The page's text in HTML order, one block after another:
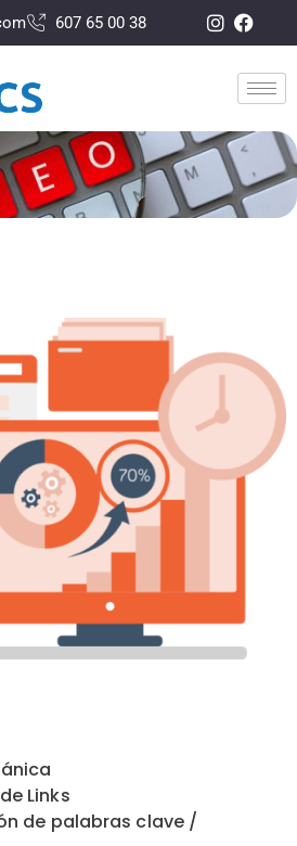
607 65 00 38
Links
de palabras clave /